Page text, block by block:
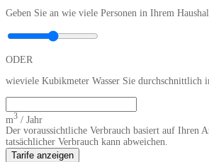
Geben Sie an wie viele Personen in Ihrem
ODER
wieviele Kubikmeter Wasser Sie durchschnittlich
m3 / Jahr
Der voraussichtliche Verbrauch basiert auf Ihren
tatsächlicher Verbrauch kann abweichen.
Tarife anzeigen